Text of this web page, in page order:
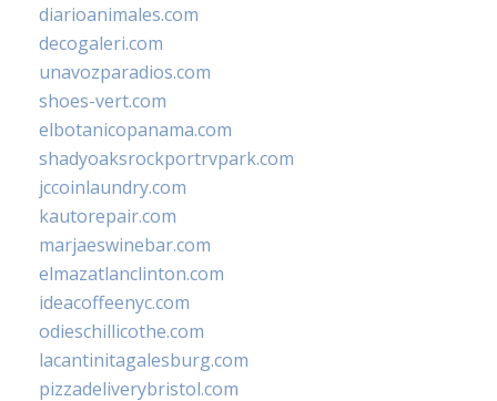
diarioanimales.com
decogaleri.com
unavozparadios.com
shoes-vert.com
elbotanicopanama.com
shadyoaksrockportrvpark.com
jccoinlaundry.com
kautorepair.com
marjaeswinebar.com
elmazatlanclinton.com
ideacoffeenyc.com
odieschillicothe.com
lacantinitagalesburg.com
pizzadeliverybristol.com